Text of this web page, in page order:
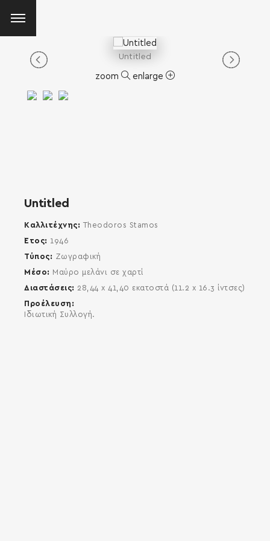
Untitled
zoom enlarge
Untitled
Καλλιτέχνης
Theodoros Stamos
Έτος
1946
Τύπος
Ζωγραφική
Μέσο
Μαύρο μελάνι σε χαρτί
Διαστάσεις
28,44 x 41,40 εκατοστά (11.2 x 16.3 ίντσες)
Προέλευση
Ιδιωτική Συλλογή.